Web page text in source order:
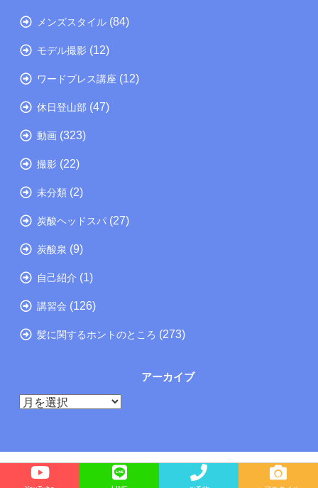
メンズスタイル (84)
モデル撮影 (12)
ワードプレス講座 (12)
休日登山部 (47)
動画 (323)
撮影 (22)
未分類 (2)
炭酸ヘッドスパ (27)
炭酸泉 (9)
自己紹介 (1)
講習会 (126)
髪に関するホントのところ (273)
アーカイブ
ア
ブ
Copyright©
たつの市の美容院メーカー講師が教えるぺったんこ髪の解決方法ブログ, 2026 All